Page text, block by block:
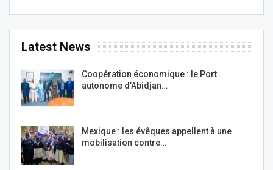
Latest News
Coopération économique : le Port
autonome d’Abidjan…
Mexique : les évêques appellent à une
mobilisation contre…